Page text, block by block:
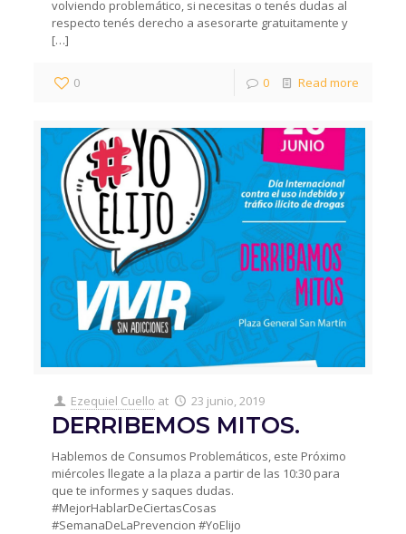
volviendo problemático, si necesitas o tenés dudas al
respecto tenés derecho a asesorarte gratuitamente y
[…]
0 0 Read more
Ezequiel Cuello at 23 junio, 2019
DERRIBEMOS MITOS.
Hablemos de Consumos Problemáticos, este Próximo
miércoles llegate a la plaza a partir de las 10:30 para
que te informes y saques dudas.
#MejorHablarDeCiertasCosas
#SemanaDeLaPrevencion #YoElijo